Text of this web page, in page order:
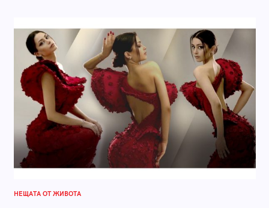
НЕЩАТА ОТ ЖИВОТА